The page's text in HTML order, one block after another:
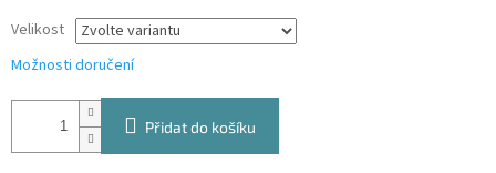
Velikost
Možnosti doručení
Přidat do košíku